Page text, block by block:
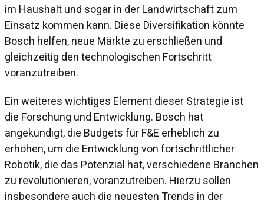
im Haushalt und sogar in der Landwirtschaft zum
Einsatz kommen kann. Diese Diversifikation könnte
Bosch helfen, neue Märkte zu erschließen und
gleichzeitig den technologischen Fortschritt
voranzutreiben.
Ein weiteres wichtiges Element dieser Strategie ist
die Forschung und Entwicklung. Bosch hat
angekündigt, die Budgets für F&E erheblich zu
erhöhen, um die Entwicklung von fortschrittlicher
Robotik, die das Potenzial hat, verschiedene Branchen
zu revolutionieren, voranzutreiben. Hierzu sollen
insbesondere auch die neuesten Trends in der